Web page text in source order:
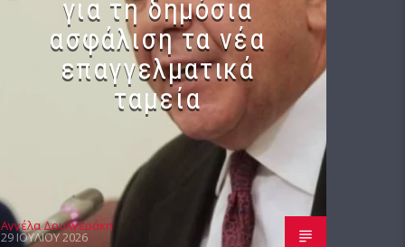
για τη δημόσια
ασφάλιση τα νέα
επαγγελματικά
ταμεία
Αγγέλα Δουλγεράκη
29 ΙΟΥΛΊΟΥ 2026